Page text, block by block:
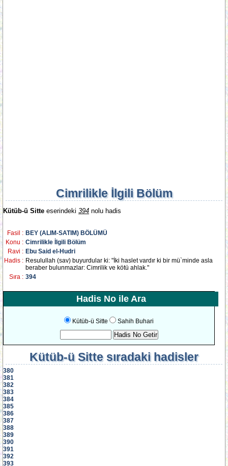
Cimrilikle İlgili Bölüm
Kütüb-ü Sitte eserindeki 394 nolu hadis
Fasil : BEY (ALIM-SATIM) BÖLÜMÜ
Konu : Cimrilikle İlgili Bölüm
Ravi : Ebu Said el-Hudri
Hadis : Resulullah (sav) buyurdular ki: "İki haslet vardır ki bir mü`minde asla
beraber bulunmazlar: Cimrilik ve kötü ahlak."
Sıra : 394
Hadis No ile Ara
Kütüb-ü Sitte Sahih Buhari
Kütüb-ü Sittesıradaki hadisler
380
381
382
383
384
385
386
387
388
389
390
391
392
393